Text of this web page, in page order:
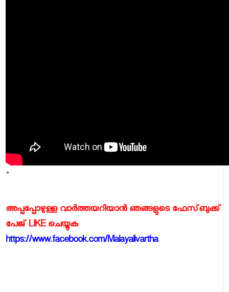
"
അപ്പപ്പോഴുള്ള വാര്‍ത്തയറിയാന്‍ ഞങ്ങളുടെ ഫേസ്‌ബുക്ക്‌
പേജ് LIKE ചെയ്യുക
https://www.facebook.com/Malayalivartha